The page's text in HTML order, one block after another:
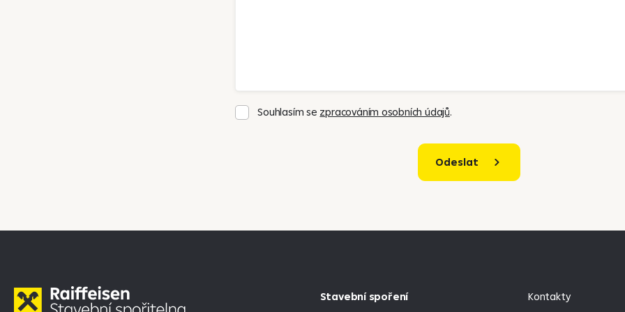
Souhlasím se zpracováním osobních údajů.
Odeslat
Stavební spoření
Kontakty